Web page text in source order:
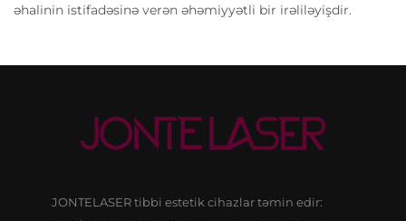
əhalinin istifadəsinə verən əhəmiyyətli bir irəliləyişdir.
JONTELASER tibbi estetik cihazlar təmin edir: